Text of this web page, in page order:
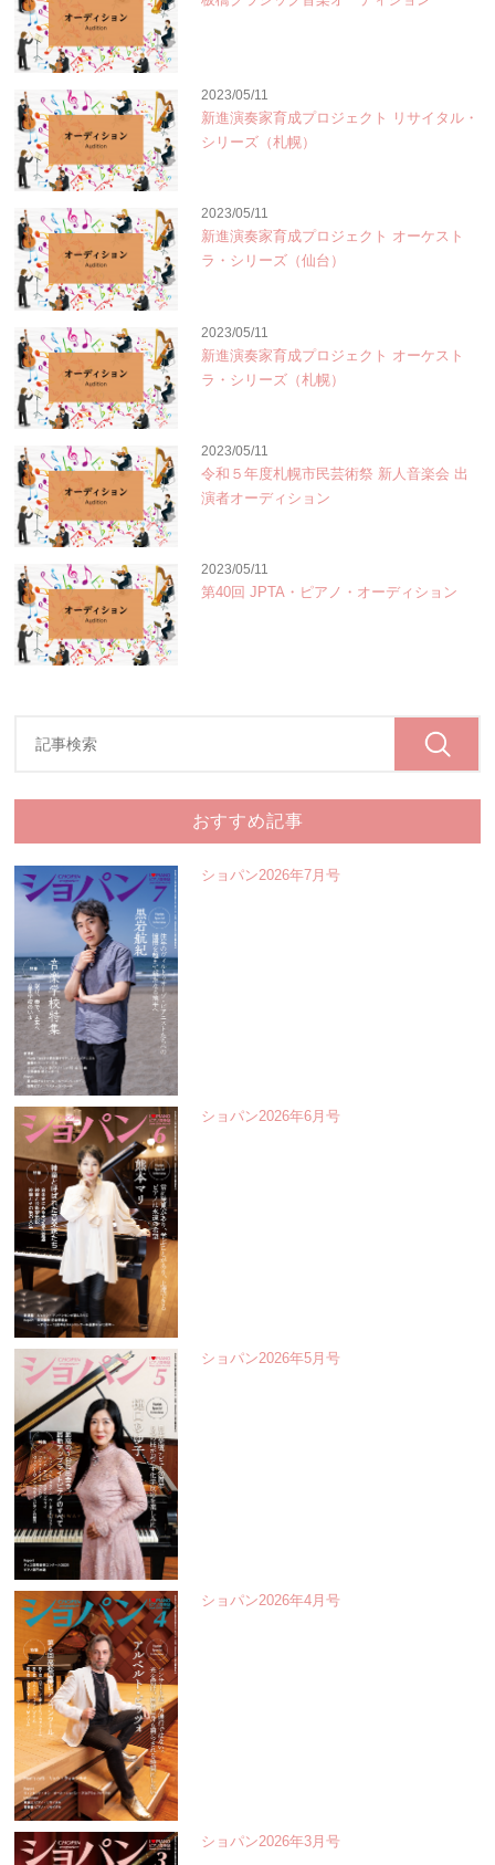
2023/05/11
新進演奏家育成プロジェクト リサイタル・
シリーズ（札幌）
2023/05/11
新進演奏家育成プロジェクト オーケスト
ラ・シリーズ（仙台）
2023/05/11
新進演奏家育成プロジェクト オーケスト
ラ・シリーズ（札幌）
2023/05/11
令和５年度札幌市民芸術祭 新人音楽会 出
演者オーディション
2023/05/11
第40回 JPTA・ピアノ・オーディション
おすすめ記事
ショパン2026年7月号
ショパン2026年6月号
ショパン2026年5月号
ショパン2026年4月号
ショパン2026年3月号